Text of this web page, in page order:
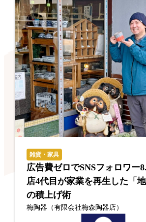
雑貨・家具
広告費ゼロでSNSフォロワー
店4代目が家業を再生した「
の積上げ術
梅陶器（有限会社梅森陶器店）